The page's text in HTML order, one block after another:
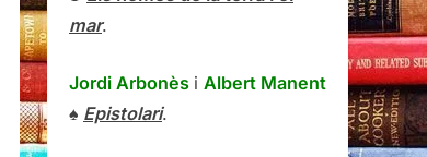
mar.
Jordi Arbonès i Albert Manent
♠ Epistolari.